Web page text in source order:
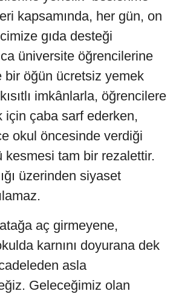
kapsamında, her gün, on
gıda desteği
üniversite öğrencilerine
bir öğün ücretsiz yemek
imkânlarla, öğrencilere
için çaba sarf ederken,
okul öncesinde verdiği
kesmesi tam bir rezalettir.
üzerinden siyaset
aç girmeyene,
karnını doyurana dek
asla
Geleceğimiz olan